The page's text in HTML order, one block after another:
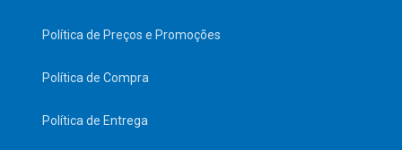
Política de Preços e Promoções
Política de Compra
Política de Entrega